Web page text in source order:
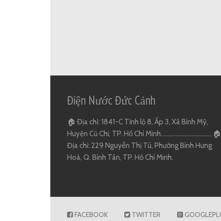
Điện Nước Đức Cảnh
🏠 Địa chỉ: 1841-C Tỉnh lộ 8, Ấp 3, Xã Bình Mỹ,
Huyện Củ Chi, TP. Hồ Chí Minh.................................. 🏠
Địa chỉ: 229 Nguyễn Thị Tú, Phường Bình Hưng
Hoà, Q. Bình Tân, TP. Hồ Chí Minh.
FACEBOOK TWITTER